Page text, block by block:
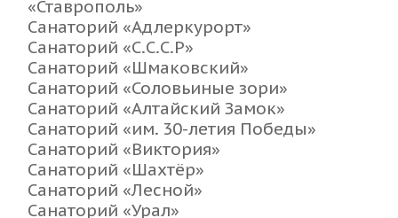
«Ставрополь»
Санаторий «Адлеркурорт»
Санаторий «С.С.С.Р»
Санаторий «Шмаковский»
Санаторий «Соловьиные зори»
Санаторий «Алтайский Замок»
Санаторий «им. 30-летия Победы»
Санаторий «Виктория»
Санаторий «Шахтёр»
Санаторий «Лесной»
Санаторий «Урал»